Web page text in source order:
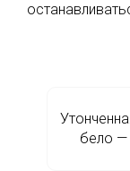
бело